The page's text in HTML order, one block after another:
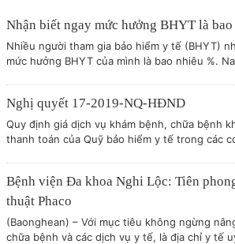
Nhận biết ngay mức hưởng BHYT là
Nhiều người tham gia bảo hiểm y tế (BHYT)
mức hưởng BHYT của mình là bao nhiêu %.
Nghị quyết 17-2019-NQ-HĐND
Quy định giá dịch vụ khám bệnh, chữa bệnh
thanh toán của Quỹ bảo hiểm y tế trong các
Bệnh viện Đa khoa Nghi Lộc: Tiên
thuật Phaco
(Baonghean) – Với mục tiêu không ngừng
chữa bệnh và các dịch vụ y tế, là địa chỉ y tế